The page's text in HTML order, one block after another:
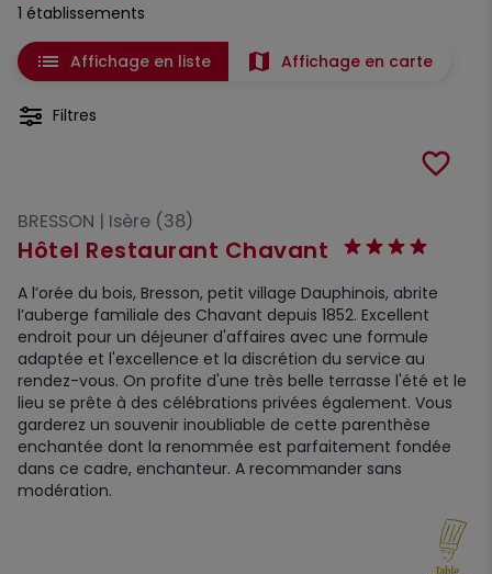
1 établissements
list Affichage en liste map Affichage en carte
Filtres
Hôtel Restaurant Chavant
favorite_border
BRESSON | Isère (38)
A l’orée du bois, Bresson, petit village Dauphinois, abrite
l’auberge familiale des Chavant depuis 1852. Excellent
endroit pour un déjeuner d'affaires avec une formule
adaptée et l'excellence et la discrétion du service au
rendez-vous. On profite d'une très belle terrasse l'été et le
lieu se prête à des célébrations privées également. Vous
garderez un souvenir inoubliable de cette parenthèse
enchantée dont la renommée est parfaitement fondée
dans ce cadre, enchanteur. A recommander sans
modération.